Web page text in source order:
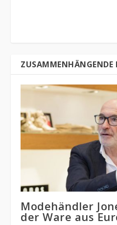
ZUSAMMENHÄNGENDE
Modehändler
der Ware aus